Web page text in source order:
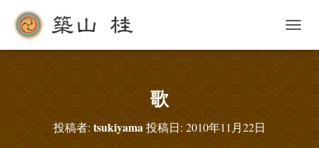
ビ
歌
投稿者: tsukiyama投稿日: 2010年11月22日